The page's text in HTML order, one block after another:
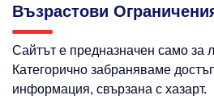
Възрастови
Сайтът е предназначен само за
Категорично забраняваме
информация, свързана с хазарт.